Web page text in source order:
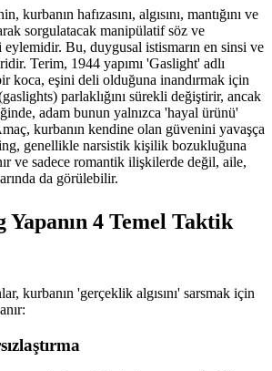
hafızasını, algısını, mantığını ve
sorgulatacak manipülatif söz ve
eylemidir. Bu, duygusal istismarın en sinsi ve
Terim, 1944 yapımı 'Gaslight' adlı
koca, eşini deli olduğuna inandırmak için
parlaklığını sürekli değiştirir, ancak
adam bunun yalnızca 'hayal ürünü'
kurbanın kendine olan güvenini yavaşça
genellikle narsistik kişilik bozukluğuna
ve sadece romantik ilişkilerde değil, aile,
da görülebilir.
Yapanın 4 Temel Taktik
kurbanın 'gerçeklik algısını' sarsmak için